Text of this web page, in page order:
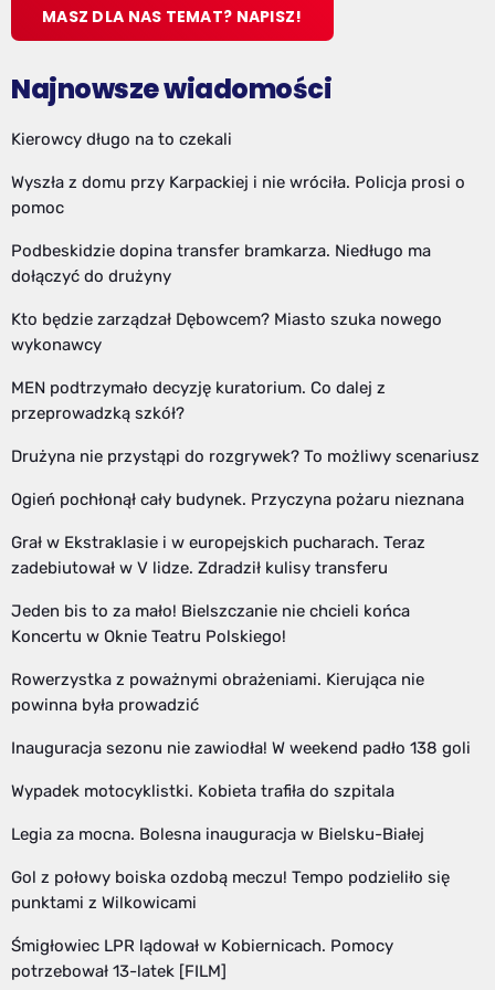
MASZ DLA NAS TEMAT? NAPISZ!
Najnowsze wiadomości
Kierowcy długo na to czekali
Wyszła z domu przy Karpackiej i nie wróciła. Policja prosi o
pomoc
Podbeskidzie dopina transfer bramkarza. Niedługo ma
dołączyć do drużyny
Kto będzie zarządzał Dębowcem? Miasto szuka nowego
wykonawcy
MEN podtrzymało decyzję kuratorium. Co dalej z
przeprowadzką szkół?
Drużyna nie przystąpi do rozgrywek? To możliwy scenariusz
Ogień pochłonął cały budynek. Przyczyna pożaru nieznana
Grał w Ekstraklasie i w europejskich pucharach. Teraz
zadebiutował w V lidze. Zdradził kulisy transferu
Jeden bis to za mało! Bielszczanie nie chcieli końca
Koncertu w Oknie Teatru Polskiego!
Rowerzystka z poważnymi obrażeniami. Kierująca nie
powinna była prowadzić
Inauguracja sezonu nie zawiodła! W weekend padło 138 goli
Wypadek motocyklistki. Kobieta trafiła do szpitala
Legia za mocna. Bolesna inauguracja w Bielsku-Białej
Gol z połowy boiska ozdobą meczu! Tempo podzieliło się
punktami z Wilkowicami
Śmigłowiec LPR lądował w Kobiernicach. Pomocy
potrzebował 13-latek [FILM]